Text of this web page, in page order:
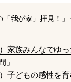
「我が家」拝見！
家族みんなでゆ
」
子どもの感性を育